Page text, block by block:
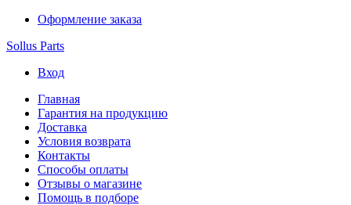
Оформление заказа
Sollus Parts
Вход
Главная
Гарантия на продукцию
Доставка
Условия возврата
Контакты
Способы оплаты
Отзывы о магазине
Помощь в подборе